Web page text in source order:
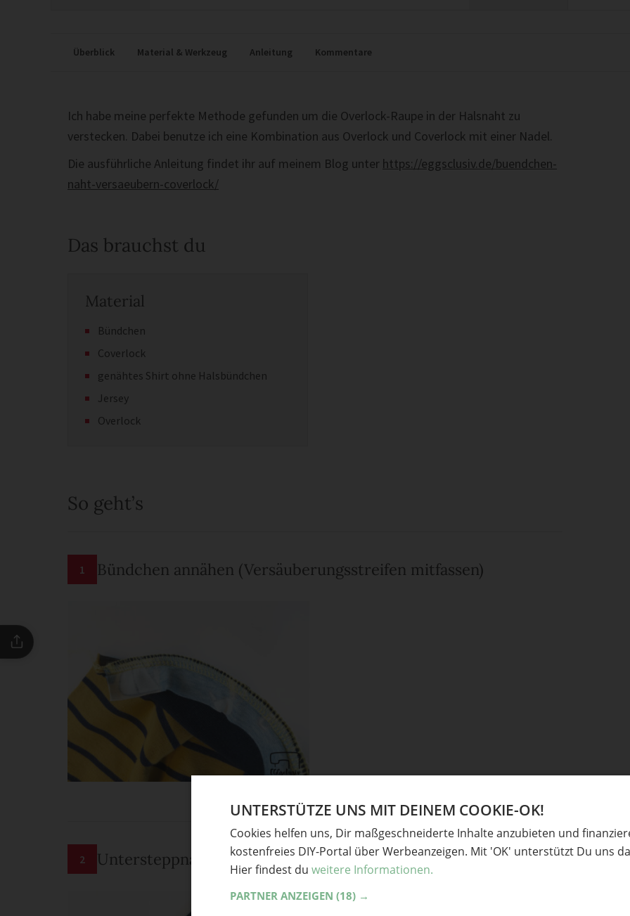
Überblick Material & Werkzeug Anleitung Kommentare
Ich habe meine perfekte Methode gefunden um die Overlock-Raupe in der Halsnaht zu
verstecken. Dabei benutze ich eine Kombination aus Overlock und Coverlock mit einer Nadel.
Die ausführliche Anleitung findet ihr auf meinem Blog unter https://eggsclusiv.de/buendchen-
naht-versaeubern-coverlock/
Das brauchst du
Material
Bündchen
Coverlock
genähtes Shirt ohne Halsbündchen
Jersey
Overlock
So geht’s
1 Bündchen annähen (Versäuberungsstreifen mitfassen)
2 Untersteppnaht
UNTERSTÜTZE UNS MIT DEINEM COOKIE-OK!
Cookies helfen uns, Dir maßgeschneiderte Inhalte anzubieten und
kostenfreies DIY-Portal über Werbeanzeigen. Mit 'OK' unterstützt Du uns
Hier findest du weitere Informationen.
PARTNER ANZEIGEN (18) →